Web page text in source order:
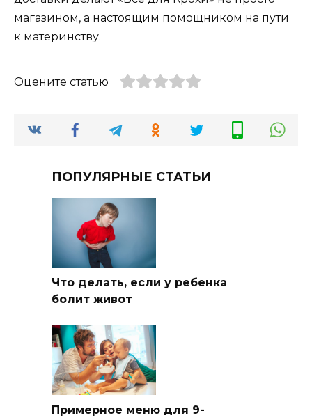
магазином, а настоящим помощником на пути
к материнству.
Оцените статью
ПОПУЛЯРНЫЕ СТАТЬИ
Что делать, если у ребенка
болит живот
Примерное меню для 9-